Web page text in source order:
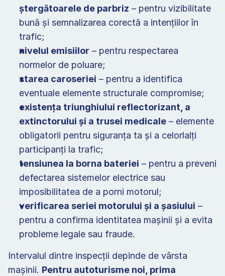
ștergătoarele de parbriz – pentru vizibilitate
bună și semnalizarea corectă a intențiilor în
trafic;
nivelul emisiilor – pentru respectarea
normelor de poluare;
starea caroseriei – pentru a identifica
eventuale elemente structurale compromise;
existența triunghiului reflectorizant, a
extinctorului și a trusei medicale – elemente
obligatorii pentru siguranța ta și a celorlalți
participanți la trafic;
tensiunea la borna bateriei – pentru a preveni
defectarea sistemelor electrice sau
imposibilitatea de a porni motorul;
verificarea seriei motorului și a șasiului –
pentru a confirma identitatea mașinii și a evita
probleme legale sau fraude.
Intervalul dintre inspecții depinde de vârsta
mașinii. Pentru autoturisme noi, prima